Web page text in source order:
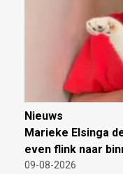
Nieuws
Marieke Elsinga
even flink naar
09-08-2026